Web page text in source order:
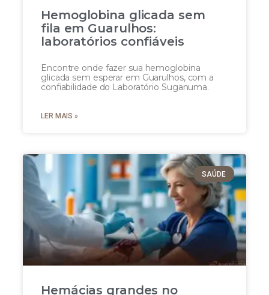
Hemoglobina glicada sem
fila em Guarulhos:
laboratórios confiáveis
Encontre onde fazer sua hemoglobina
glicada sem esperar em Guarulhos, com a
confiabilidade do Laboratório Suganuma.
LER MAIS »
SAÚDE
Hemácias grandes no